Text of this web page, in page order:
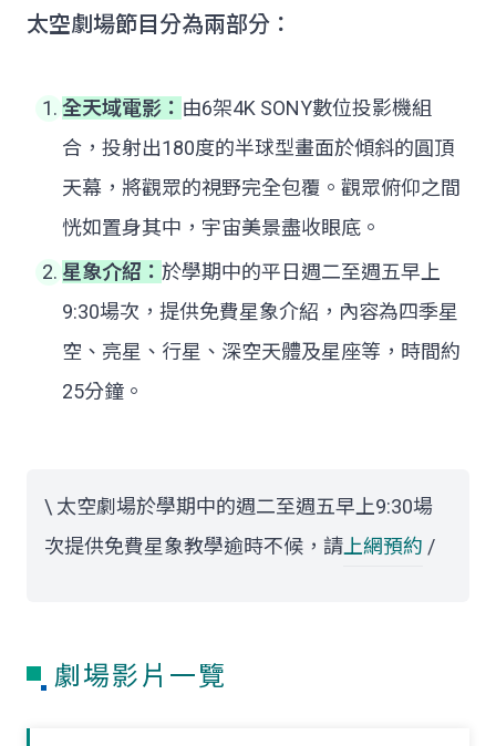
太空劇場節目分為兩部分：
全天域電影： 由6架4K SONY數位投影機組
合，投射出180度的半球型畫面於傾斜的圓頂
天幕，將觀眾的視野完全包覆。觀眾俯仰之間
恍如置身其中，宇宙美景盡收眼底。
星象介紹： 於學期中的平日週二至週五早上
9:30場次，提供免費星象介紹，內容為四季星
空、亮星、行星、深空天體及星座等，時間約
25分鐘。
\ 太空劇場於學期中的週二至週五早上9:30場
次提供免費星象教學逾時不候，請 上網預約 /
劇場影片一覽